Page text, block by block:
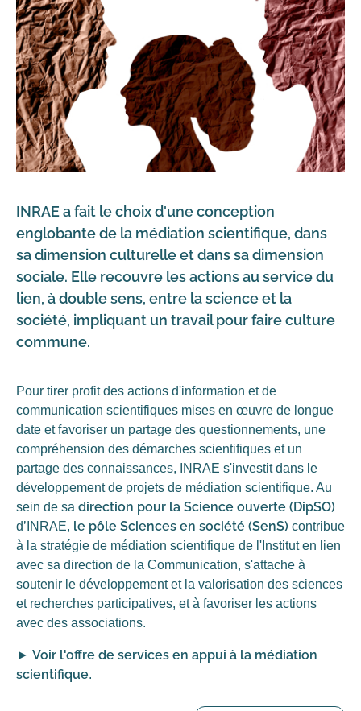
INRAE a fait le choix d'une conception
englobante de la médiation scientifique, dans
sa dimension culturelle et dans sa dimension
sociale. Elle recouvre les actions au service du
lien, à double sens, entre la science et la
société, impliquant un travail pour faire culture
commune.
Pour tirer profit des actions d'information et de
communication scientifiques mises en œuvre de longue
date et favoriser un partage des questionnements, une
compréhension des démarches scientifiques et un
partage des connaissances, INRAE s'investit dans le
développement de projets de médiation scientifique. Au
sein de sa direction pour la Science ouverte (DipSO)
d’INRAE, le pôle Sciences en société (SenS) contribue
à la stratégie de médiation scientifique de l'Institut en lien
avec sa direction de la Communication, s'attache à
soutenir le développement et la valorisation des sciences
et recherches participatives, et à favoriser les actions
avec des associations.
► Voir l'offre de services en appui à la médiation
scientifique.